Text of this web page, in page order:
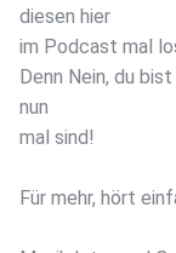
diesen hier
im Podcast mal
Denn Nein, du
nun
mal sind!
Für mehr, hört